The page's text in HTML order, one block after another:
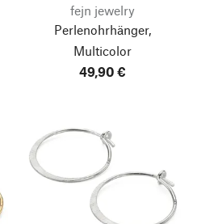
fejn jewelry
Perlenohrhänger,
Multicolor
49,90 €